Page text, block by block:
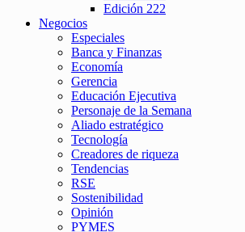
Edición 222
Negocios
Especiales
Banca y Finanzas
Economía
Gerencia
Educación Ejecutiva
Personaje de la Semana
Aliado estratégico
Tecnología
Creadores de riqueza
Tendencias
RSE
Sostenibilidad
Opinión
PYMES